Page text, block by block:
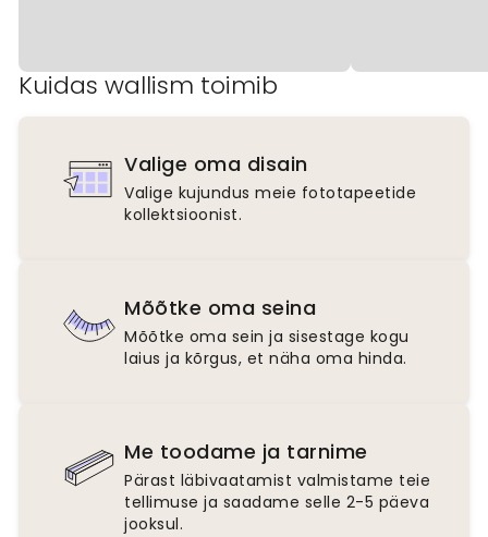
Kuidas wallism toimib
Valige oma disain
Valige kujundus meie fototapeetide
kollektsioonist.
Mõõtke oma seina
Mõõtke oma sein ja sisestage kogu
laius ja kõrgus, et näha oma hinda.
Me toodame ja tarnime
Pärast läbivaatamist valmistame teie
tellimuse ja saadame selle 2-5 päeva
jooksul.